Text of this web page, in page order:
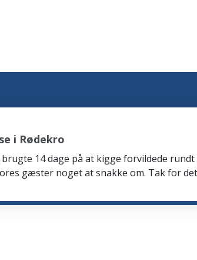
i Rødekro
14 dage på at kigge forvildede
gæster noget at snakke om. Tak for det